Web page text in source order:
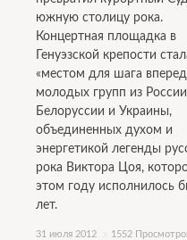
южную столицу рока.
Концертная площадка в
Генуэзской крепости
«местом для шага
молодых групп из
Белоруссии и Украины,
объединенных духом и
энергетикой легенды
рока Виктора Цоя,
этом году исполнилось
лет.
31 июля 2012 1552